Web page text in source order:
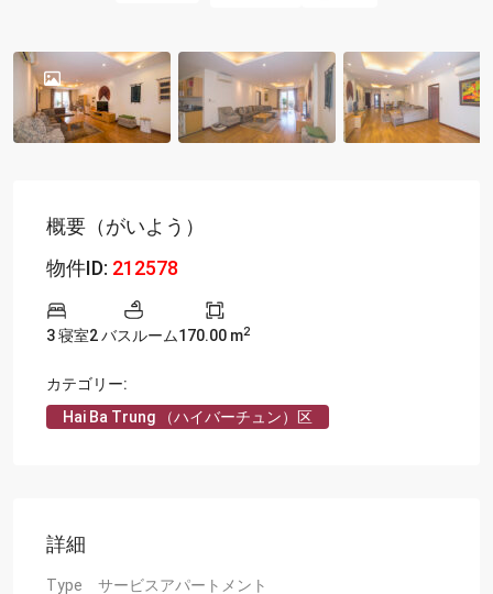
概要（がいよう）
物件ID: 212578
3 寝室2 バスルーム170.00 m2
カテゴリー:
Hai Ba Trung （ハイバーチュン）区
詳細
Type サービスアパートメント